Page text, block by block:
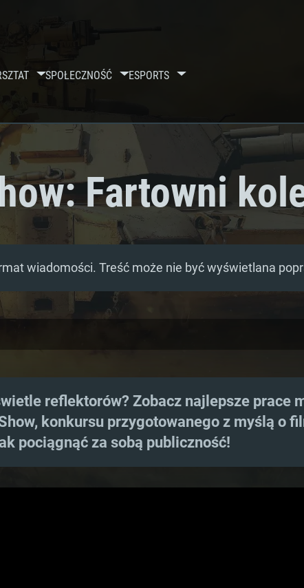
SPOŁECZNOŚĆ ESPORTS
Fartowni
wiadomości. Treść może nie być wyświetlana
reflektorów? Zobacz najlepsze prace
konkursu przygotowanego z myślą o
pociągnąć za sobą publiczność!